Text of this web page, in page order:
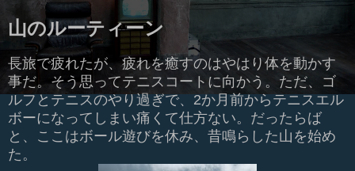
山のルーティーン
長旅で疲れたが、疲れを癒すのはやはり体を動かす
事だ。そう思ってテニスコートに向かう。ただ、ゴ
ルフとテニスのやり過ぎで、2か月前からテニスエル
ボーになってしまい痛くて仕方ない。だったらば
と、ここはボール遊びを休み、昔鳴らした山を始め
た。